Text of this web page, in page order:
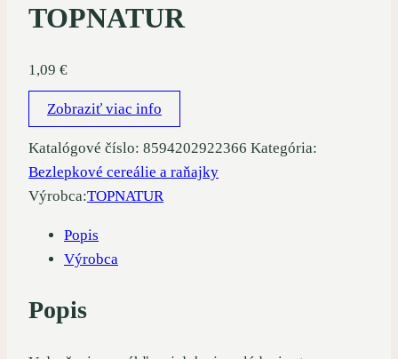
TOPNATUR
1,09 €
Zobraziť viac info
Katalógové číslo: 8594202922366 Kategória:
Bezlepkové cereálie a raňajky
Výrobca:TOPNATUR
Popis
Výrobca
Popis